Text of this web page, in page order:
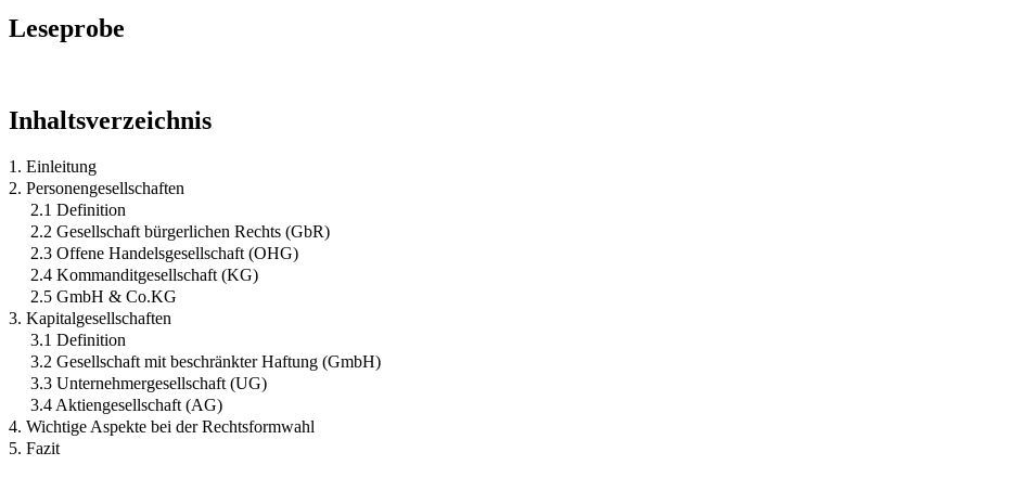
Leseprobe
Inhaltsverzeichnis
1. Einleitung
2. Personengesellschaften
2.1 Definition
2.2 Gesellschaft bürgerlichen Rechts (GbR)
2.3 Offene Handelsgesellschaft (OHG)
2.4 Kommanditgesellschaft (KG)
2.5 GmbH & Co.KG
3. Kapitalgesellschaften
3.1 Definition
3.2 Gesellschaft mit beschränkter Haftung (GmbH)
3.3 Unternehmergesellschaft (UG)
3.4 Aktiengesellschaft (AG)
4. Wichtige Aspekte bei der Rechtsformwahl
5. Fazit